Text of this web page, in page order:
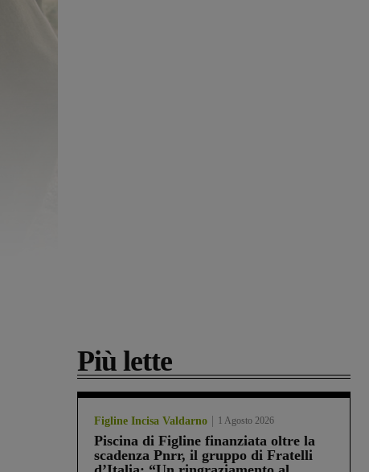
Più lette
Figline Incisa Valdarno 1 Agosto 2026
Piscina di Figline finanziata oltre la
scadenza Pnrr, il gruppo di Fratelli